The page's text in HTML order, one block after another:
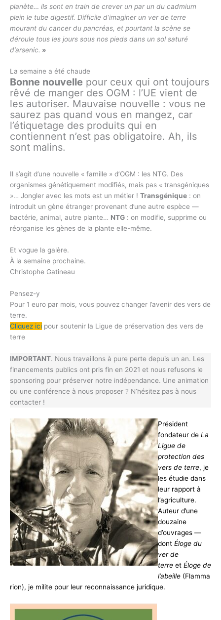
planète… ils sont en train de crever un par un du cadmium
plein le tube digestif. Difficile d’imaginer un ver de terre
mourant du cancer du pancréas, et pourtant la scène se
déroule tous les jours sous nos pieds dans un sol saturé
d’arsenic. »
La semaine a été chaude
Bonne nouvelle pour ceux qui ont toujours
rêvé de manger des OGM : l’UE vient de
les autoriser. Mauvaise nouvelle : vous ne
saurez pas quand vous en mangez, car
l’étiquetage des produits qui en
contiennent n’est pas obligatoire. Ah, ils
sont malins.
Il s’agit d’une nouvelle « famille » d’OGM : les NTG. Des
organismes génétiquement modifiés, mais pas « transgéniques
»… Jongler avec les mots est un métier ! Transgénique : on
introduit un gène étranger provenant d’une autre espèce —
bactérie, animal, autre plante… NTG : on modifie, supprime ou
réorganise les gènes de la plante elle-même.
Et vogue la galère.
À la semaine prochaine.
Christophe Gatineau
Pensez-y
Pour 1 euro par mois, vous pouvez changer l’avenir des vers de
terre.
Cliquez ici pour soutenir la Ligue de préservation des vers de
terre
IMPORTANT. Nous travaillons à pure perte depuis un an. Les
financements publics ont pris fin en 2021 et nous refusons le
sponsoring pour préserver notre indépendance. Une animation
ou une conférence à nous proposer ? N’hésitez pas à nous
contacter !
Président
fondateur de La
Ligue de
protection des
vers de terre, je
les étudie dans
leur rapport à
l’agriculture.
Auteur d’une
douzaine
d’ouvrages —
dont Éloge du
ver de
terre et Éloge de
l’abeille (Flamma
rion), je milite pour leur reconnaissance juridique.